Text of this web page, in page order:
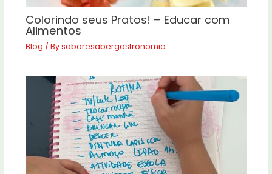
Colorindo seus Pratos! – Educar com
Alimentos
Blog / Bysaboresabergastronomia